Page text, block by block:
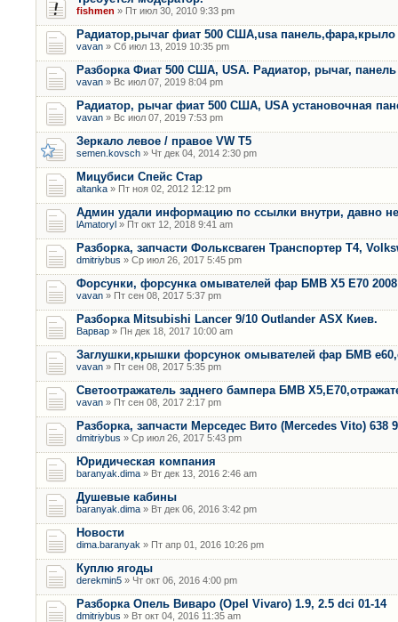
fishmen » Пт июл 30, 2010 9:33 pm
Радиатор,рычаг фиат 500 США,usa панель,фара,крыло
vavan » Сб июл 13, 2019 10:35 pm
Разборка Фиат 500 США, USA. Радиатор, рычаг,
vavan » Вс июл 07, 2019 8:04 pm
Радиатор, рычаг фиат 500 США, USA установочная
vavan » Вс июл 07, 2019 7:53 pm
Зеркало левое / правое VW T5
semen.kovsch » Чт дек 04, 2014 2:30 pm
Мицубиси Спейс Стар
altanka » Пт ноя 02, 2012 12:12 pm
Админ удали информацию по ссылки внутри, давно не
lAmatoryl » Пт окт 12, 2018 9:41 am
Разборка, запчасти Фольксваген Транспортер Т4,
dmitriybus » Ср июл 26, 2017 5:45 pm
Форсунки, форсунка омывателей фар БМВ Х5 Е70 2008
vavan » Пт сен 08, 2017 5:37 pm
Разборка Mitsubishi Lancer 9/10 Outlander ASX Киев.
Варвар » Пн дек 18, 2017 10:00 am
Заглушки,крышки форсунок омывателей фар БМВ
vavan » Пт сен 08, 2017 5:35 pm
Светоотражатель заднего бампера БМВ
vavan » Пт сен 08, 2017 2:17 pm
Разборка, запчасти Мерседес Вито (Mercedes Vito) 638
dmitriybus » Ср июл 26, 2017 5:43 pm
Юридическая компания
baranyak.dima » Вт дек 13, 2016 2:46 am
Душевые кабины
baranyak.dima » Вт дек 06, 2016 3:42 pm
Новости
dima.baranyak » Пт апр 01, 2016 10:26 pm
Куплю ягоды
derekmin5 » Чт окт 06, 2016 4:00 pm
Разборка Опель Виваро (Opel Vivaro) 1.9, 2.5 dci 01-14
dmitriybus » Вт окт 04, 2016 11:35 am